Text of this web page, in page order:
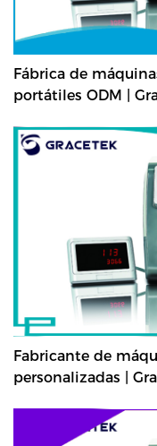
Fábrica de
portátiles ODM |
Fabricante de
personalizadas |